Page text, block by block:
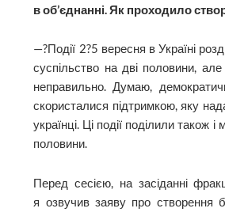
в об’єднанні. Як проходило
—?Події 2?5 вересня в Україні
суспільство на дві половини,
неправильно. Думаю,
скористалися підтримкою, яку
українці. Ці події поділили також і
половини.
Перед сесією, на засіданні
я озвучив заяву про створення